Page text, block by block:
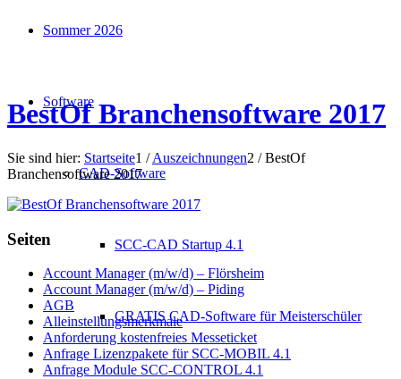
Sommer 2026
Software
CAD-Software
SCC-CAD Startup 4.1
GRATIS CAD-Software für Meisterschüler
BestOf Branchensoftware 2017
Sie sind hier: Startseite1 / Auszeichnungen2 / BestOf
Branchensoftware 2017
Seiten
Account Manager (m/w/d) – Flörsheim
Account Manager (m/w/d) – Piding
AGB
Alleinstellungsmerkmale
Anforderung kostenfreies Messeticket
Anfrage Lizenzpakete für SCC-MOBIL 4.1
Anfrage Module SCC-CONTROL 4.1